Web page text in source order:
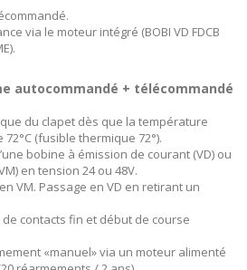
via le moteur intégré (BOBI VD FDCB
autocommandé + télécommandé
du clapet dès que la température
(fusible thermique 72°).
bobine à émission de courant (VD) ou
en tension 24 ou 48V.
VM. Passage en VD en retirant un
contacts fin et début de course
«manuel» via un moteur alimenté